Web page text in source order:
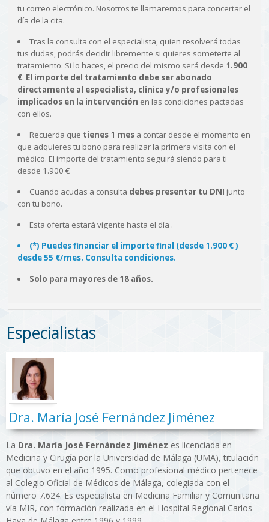
tu correo electrónico. Nosotros te llamaremos para concertar el
día de la cita.
Tras la consulta con el especialista, quien resolverá todas
tus dudas, podrás decidir libremente si quieres someterte al
tratamiento. Si lo haces, el precio del mismo será desde 1.900
€. El importe del tratamiento debe ser abonado
directamente al especialista, clínica y/o profesionales
implicados en la intervención en las condiciones pactadas
con ellos.
Recuerda que tienes 1 mesa contar desde el momento en
que adquieres tu bono para realizar la primera visita con el
médico. El importe del tratamiento seguirá siendo para ti
desde 1.900 €
Cuando acudas a consulta debes presentar tu DNI junto
con tu bono.
Esta oferta estará vigente hasta el día .
(*) Puedes financiar el importe final (desde 1.900 € )
desde 55 €/mes. Consulta condiciones.
Solo para mayores de 18 años.
Especialistas
Dra. María José Fernández Jiménez
La Dra. María José Fernández Jiménez es licenciada en
Medicina y Cirugía por la Universidad de Málaga (UMA), titulación
que obtuvo en el año 1995. Como profesional médico pertenece
al Colegio Oficial de Médicos de Málaga, colegiada con el
número 7.624. Es especialista en Medicina Familiar y Comunitaria
vía MIR, con formación realizada en el Hospital Regional Carlos